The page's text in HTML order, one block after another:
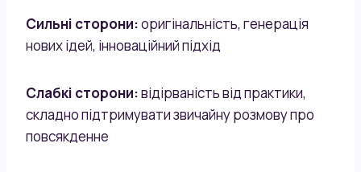
Сильні сторони:оригінальність, генерація
нових ідей, інноваційний підхід
Слабкі сторони:відірваність від практики,
складно підтримувати звичайну розмову про
повсякденне